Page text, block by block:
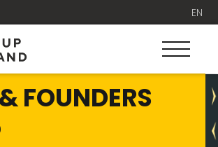
EN
FOUNDERS